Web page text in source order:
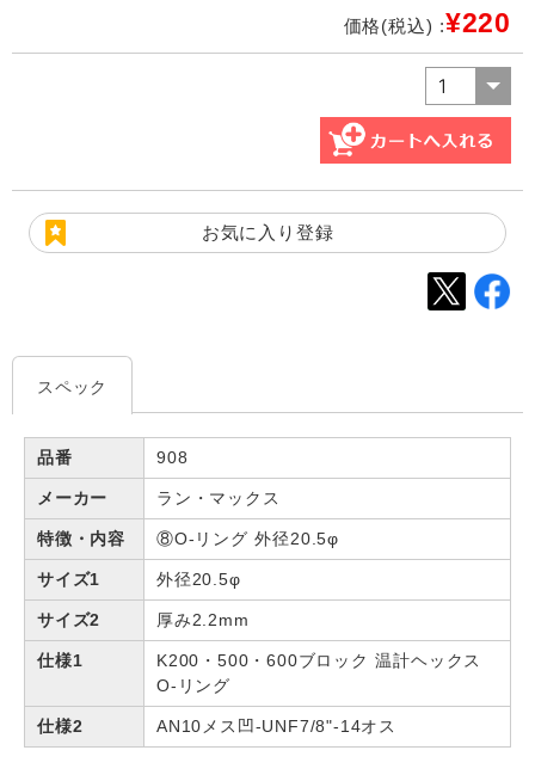
価格(税込) :¥220
お気に入り登録
スペック
品番 908
メーカー ラン・マックス
特徴・内容 ⑧O-リング 外径20.5φ
サイズ1 外径20.5φ
サイズ2 厚み2.2mm
仕様1
K200・500・600ブロック 温計ヘックス
O-リング
仕様2 AN10メス凹-UNF7/8"-14オス